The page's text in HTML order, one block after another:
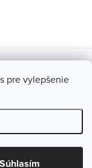
pre vylepšenie
Súhlasím
vyhradené.Upraviť